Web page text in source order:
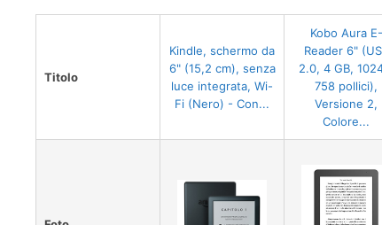
Titolo
Kindle, schermo da
6" (15,2 cm), senza
luce integrata, Wi-
Fi (Nero) - Con...
Kobo Aura E-
Reader 6"
2.0, 4 GB,
758 pollici),
Versione 2,
Colore...